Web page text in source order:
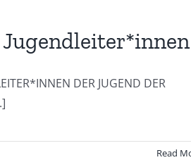
DER JUGEND DER
Read